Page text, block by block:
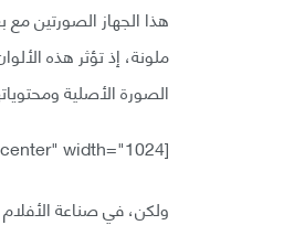
هذا الجهاز الصورتين
ملونة، إذ تؤثر هذه
الصورة الأصلية
[caption id="attachment_59810" align="aligncenter" width="1024"]
ولكن، في صناعة الأفلام